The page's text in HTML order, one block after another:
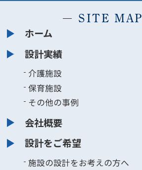
SITE MAP
ホーム
設計実績
介護施設
保育施設
その他の事例
会社概要
設計をご希望
施設の設計をお考えの方へ